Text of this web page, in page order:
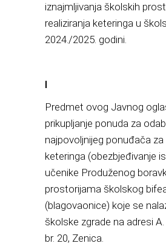
iznajmljivanja školskih
realiziranja keteringa u
2024./2025. godini.
I
Predmet ovog Javnog
prikupljanje ponuda za
najpovoljnijeg ponuđača za
keteringa (obezbjeđivanje
učenike Produženog
prostorijama školskog
(blagovaonice) koje se
školske zgrade na adresi
br. 20, Zenica.